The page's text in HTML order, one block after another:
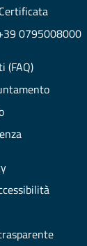
0795008000
(FAQ)